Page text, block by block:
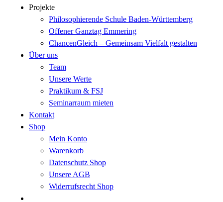
Projekte
Philosophierende Schule Baden-Württemberg
Offener Ganztag Emmering
ChancenGleich – Gemeinsam Vielfalt gestalten
Über uns
Team
Unsere Werte
Praktikum & FSJ
Seminarraum mieten
Kontakt
Shop
Mein Konto
Warenkorb
Datenschutz Shop
Unsere AGB
Widerrufsrecht Shop